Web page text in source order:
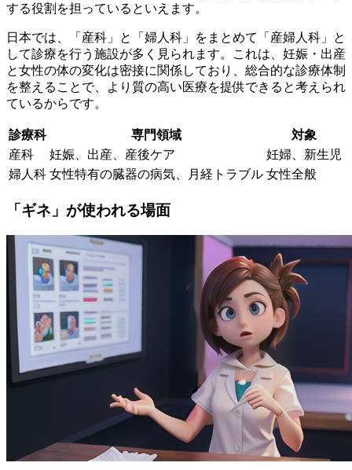
する役割を担っているといえます。
日本では、「産科」と「婦人科」をまとめて「産婦人科」と
して診療を行う施設が多く見られます。これは、妊娠・出産
と女性の体の変化は密接に関係しており、総合的な診療体制
を整えることで、より質の高い医療を提供できると考えられ
ているからです。
診療科 専門領域
対象
産科
妊娠、出産、産後ケア
妊婦、新生児
婦人科 女性特有の臓器の病気、月経トラブル 女性全般
「ギネ」が使われる場面